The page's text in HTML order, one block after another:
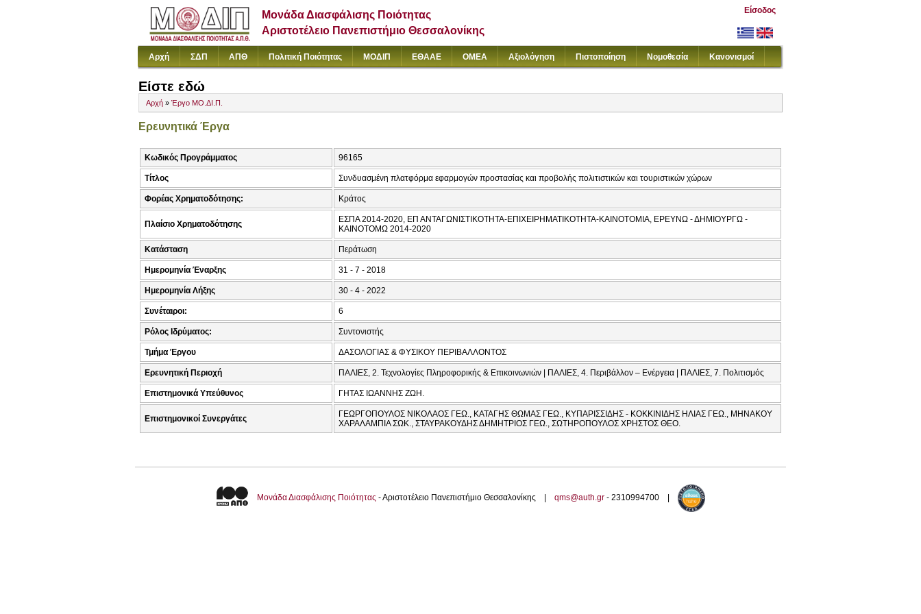
Μονάδα Διασφάλισης Ποιότητας
Αριστοτέλειο Πανεπιστήμιο Θεσσαλονίκης
Είσοδος
Αρχή ΣΔΠ ΑΠΘ Πολιτική Ποιότητας ΜΟΔΙΠ ΕΘΑΑΕ ΟΜΕΑ Αξιολόγηση Πιστοποίηση Νομοθεσία Κανονισμοί
Είστε εδώ
Αρχή » Έργο ΜΟ.ΔΙ.Π.
Ερευνητικά Έργα
Κωδικός Προγράμματος 96165
Τίτλος Συνδυασμένη πλατφόρμα εφαρμογών προστασίας και προβολής πολιτιστικών και τουριστικών χώρων
Φορέας Χρηματοδότησης: Κράτος
Πλαίσιο Χρηματοδότησης
ΕΣΠΑ 2014-2020, ΕΠ ΑΝΤΑΓΩΝΙΣΤΙΚΟΤΗΤΑ-ΕΠΙΧΕΙΡΗΜΑΤΙΚΟΤΗΤΑ-ΚΑΙΝΟΤΟΜΙΑ, ΕΡΕΥΝΩ - ΔΗΜΙΟΥΡΓΩ -
ΚΑΙΝΟΤΟΜΩ 2014-2020
Κατάσταση Περάτωση
Ημερομηνία Έναρξης 31 - 7 - 2018
Ημερομηνία Λήξης 30 - 4 - 2022
Συνέταιροι: 6
Ρόλος Ιδρύματος: Συντονιστής
Τμήμα Έργου ΔΑΣΟΛΟΓΙΑΣ & ΦΥΣΙΚΟΥ ΠΕΡΙΒΑΛΛΟΝΤΟΣ
Ερευνητική Περιοχή ΠΑΛΙΕΣ, 2. Τεχνολογίες Πληροφορικής & Επικοινωνιών | ΠΑΛΙΕΣ, 4. Περιβάλλον – Ενέργεια | ΠΑΛΙΕΣ, 7. Πολιτισμός
Επιστημονικά Υπεύθυνος ΓΗΤΑΣ ΙΩΑΝΝΗΣ ΖΩΗ.
Επιστημονικοί Συνεργάτες
ΓΕΩΡΓΟΠΟΥΛΟΣ ΝΙΚΟΛΑΟΣ ΓΕΩ., ΚΑΤΑΓΗΣ ΘΩΜΑΣ ΓΕΩ., ΚΥΠΑΡΙΣΣΙΔΗΣ - ΚΟΚΚΙΝΙΔΗΣ ΗΛΙΑΣ ΓΕΩ., ΜΗΝΑΚΟΥ
ΧΑΡΑΛΑΜΠΙΑ ΣΩΚ., ΣΤΑΥΡΑΚΟΥΔΗΣ ΔΗΜΗΤΡΙΟΣ ΓΕΩ., ΣΩΤΗΡΟΠΟΥΛΟΣ ΧΡΗΣΤΟΣ ΘΕΟ.
Μονάδα Διασφάλισης Ποιότητας - Αριστοτέλειο Πανεπιστήμιο Θεσσαλονίκης | qms@auth.gr - 2310994700 |